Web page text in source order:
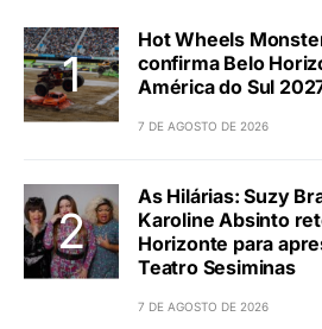
Hot Wheels
confirma Belo
América do Sul
7 DE AGOSTO DE 2026
As Hilárias: Suzy
Karoline Absinto
Horizonte para
Teatro Sesiminas
7 DE AGOSTO DE 2026